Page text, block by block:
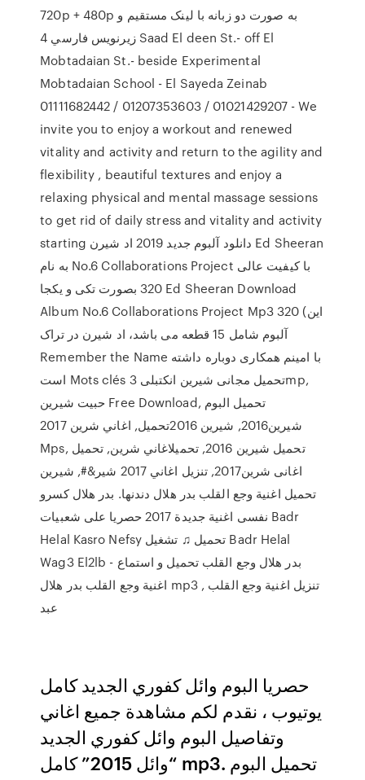
720p + 480p به صورت دو زبانه با لينک مستقيم و
زيرنويس فارسي 4 Saad El deen St.- off El
Mobtadaian St.- beside Experimental
Mobtadaian School - El Sayeda Zeinab
01111682442 / 01207353603 / 01021429207 - We
invite you to enjoy a workout and renewed
vitality and activity and return to the agility and
flexibility , beautiful textures and enjoy a
relaxing physical and mental massage sessions
to get rid of daily stress and vitality and activity
starting دانلود آلبوم جدید 2019 اد شیرن Ed Sheeran
به نام No.6 Collaborations Project با کیفیت عالی
320 بصورت تکی و یکجا Ed Sheeran Download
Album No.6 Collaborations Project Mp3 320 (این
آلبوم شامل 15 قطعه می باشد، اد شیرن در تراک
Remember the Name با امینم همکاری دوباره داشته
است Mots clés تحميل مجانى شيرين انكتبلى 3‏mp,
حبيت شيرين Free Download, تحميل البوم
شيرين2016, شيرين 2016تحميل, اغاني شرين 2017
Mps, تحميل شيرين 2016, تحميلاغاني شرين, تحميل
اغانى شرين2017, تنزيل اغاني 2017 شير&#, شيرين
تحميل اغنية وجع القلب بدر هلال دندنها. بدر هلال كسرو
نفسى اغنية جديدة 2017 حصريا على شعبيات Badr
Helal Kasro Nefsy تحميل ♫ تشغيل Badr Helal
Wag3 El2lb - بدر هلال وجع القلب تحميل و استماع
اغنية وجع القلب بدر هلال mp3 تنزيل اغنية وجع القلب ,
عبد
حصريا البوم وائل كفوري الجديد كامل
يوتيوب ، نقدم لكم مشاهدة جميع اغاني
وتفاصيل البوم وائل كفوري الجديد
“وائل 2015” كامل mp3. تحميل البوم